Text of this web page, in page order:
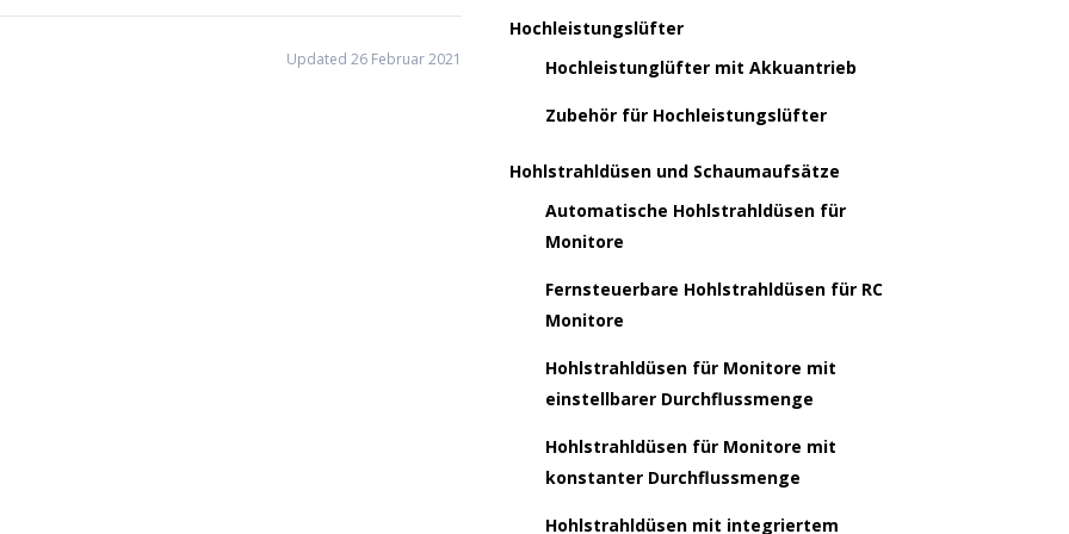
Updated 26 Februar 2021
Hochleistungslüfter
Hochleistunglüfter mit Akkuantrieb
Zubehör für Hochleistungslüfter
Hohlstrahldüsen und Schaumaufsätze
Automatische Hohlstrahldüsen für
Monitore
Fernsteuerbare Hohlstrahldüsen für RC
Monitore
Hohlstrahldüsen für Monitore mit
einstellbarer Durchflussmenge
Hohlstrahldüsen für Monitore mit
konstanter Durchflussmenge
Hohlstrahldüsen mit integriertem